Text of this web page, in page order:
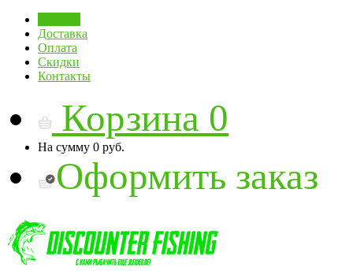
Доставка
Оплата
Скидки
Контакты
Корзина 0
На сумму 0 руб.
Оформить заказ